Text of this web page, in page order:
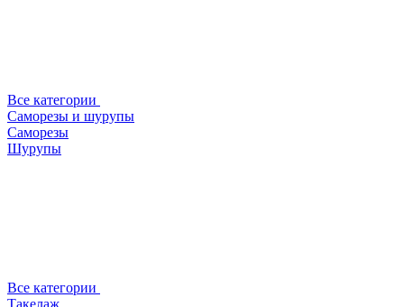
Все категории
Саморезы и шурупы
Саморезы
Шурупы
Все категории
Такелаж